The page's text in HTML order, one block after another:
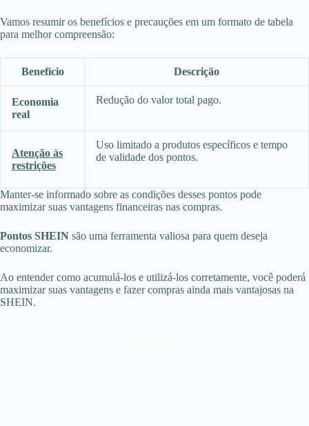
Vamos resumir os benefícios e precauções em um formato de tabela
para melhor compreensão:
Benefício Descrição
Economia
real
Redução do valor total pago.
Atenção às
restrições
Uso limitado a produtos específicos e tempo
de validade dos pontos.
Manter-se informado sobre as condições desses pontos pode
maximizar suas vantagens financeiras nas compras.
Pontos SHEIN são uma ferramenta valiosa para quem deseja
economizar.
Ao entender como acumulá-los e utilizá-los corretamente, você poderá
maximizar suas vantagens e fazer compras ainda mais vantajosas na
SHEIN.